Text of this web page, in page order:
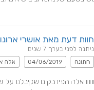
חוות דעת מאת אושרי
ניתנה לפני בערך 7 שנים
חתונה 04/06/2019 אלה